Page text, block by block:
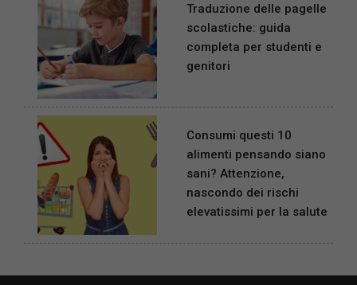
Traduzione delle pagelle
scolastiche: guida
completa per studenti e
genitori
Consumi questi 10
alimenti pensando siano
sani? Attenzione,
nascondo dei rischi
elevatissimi per la salute